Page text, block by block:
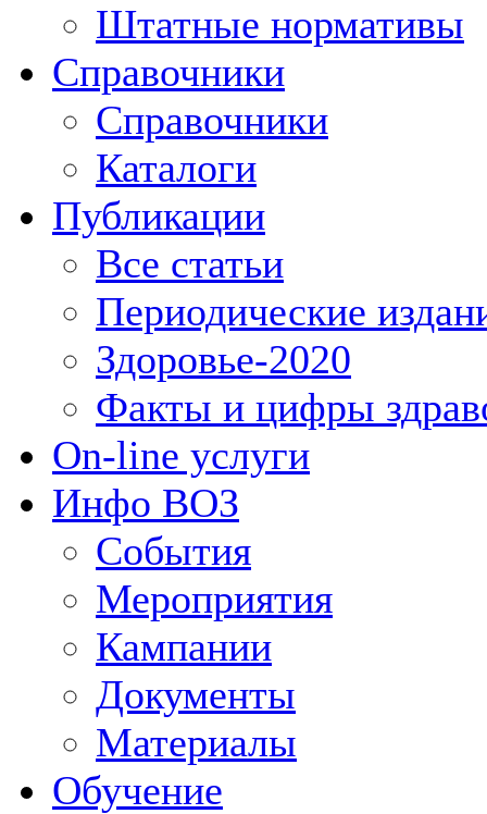
Штатные нормативы
Справочники
Справочники
Каталоги
Публикации
Все статьи
Периодические
Здоровье-2020
Факты и цифры
On-line услуги
Инфо ВОЗ
События
Мероприятия
Кампании
Документы
Материалы
Обучение